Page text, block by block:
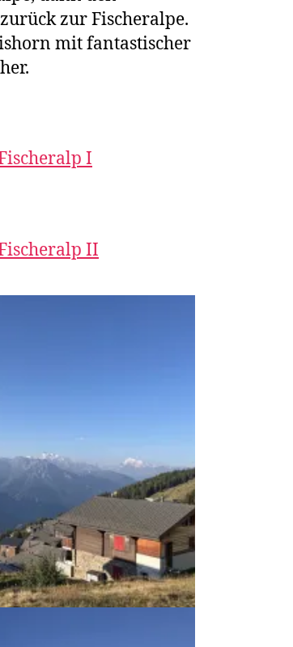
zur Fischeralpe.
mit fantastischer
I
II